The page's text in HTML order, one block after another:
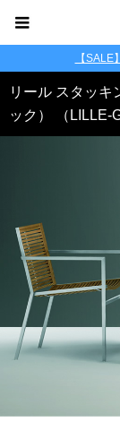
【
リール スタッキ
ック） （LILLE-